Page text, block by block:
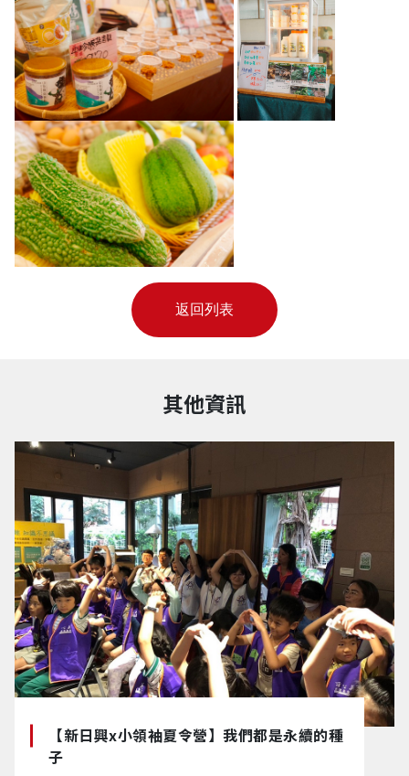
返回列表
其他資訊
【新日興x小領袖夏令營】我們都是永續的種
子